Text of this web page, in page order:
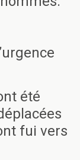
été
fui vers